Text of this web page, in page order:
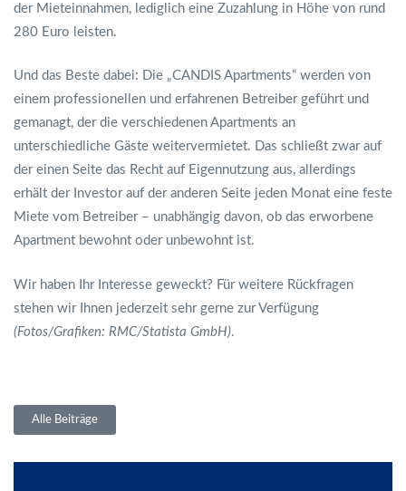
der Mieteinnahmen, lediglich eine Zuzahlung in Höhe von rund
280 Euro leisten.
Und das Beste dabei: Die „CANDIS Apartments“ werden von
einem professionellen und erfahrenen Betreiber geführt und
gemanagt, der die verschiedenen Apartments an
unterschiedliche Gäste weitervermietet. Das schließt zwar auf
der einen Seite das Recht auf Eigennutzung aus, allerdings
erhält der Investor auf der anderen Seite jeden Monat eine feste
Miete vom Betreiber – unabhängig davon, ob das erworbene
Apartment bewohnt oder unbewohnt ist.
Wir haben Ihr Interesse geweckt? Für weitere Rückfragen
stehen wir Ihnen jederzeit sehr gerne zur Verfügung
(Fotos/Grafiken: RMC/Statista GmbH).
Alle Beiträge